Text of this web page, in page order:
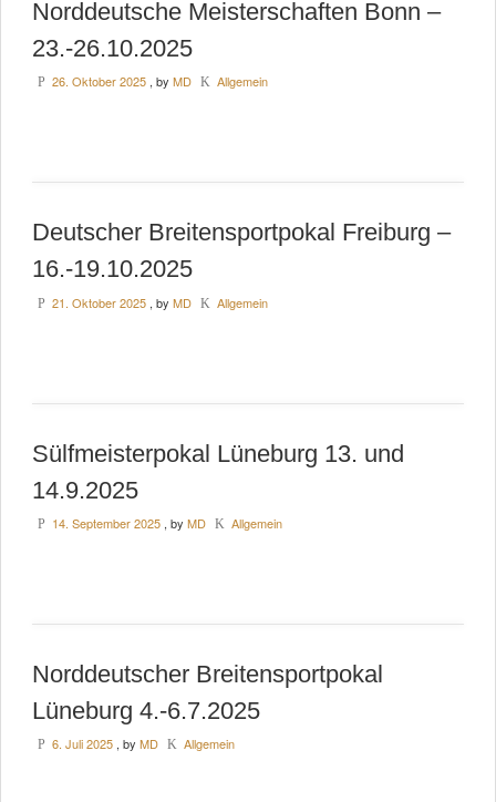
Norddeutsche Meisterschaften Bonn –
23.-26.10.2025
P 26. Oktober 2025 , by MD K Allgemein
Deutscher Breitensportpokal Freiburg –
16.-19.10.2025
P 21. Oktober 2025 , by MD K Allgemein
Sülfmeisterpokal Lüneburg 13. und
14.9.2025
P 14. September 2025 , by MD K Allgemein
Norddeutscher Breitensportpokal
Lüneburg 4.-6.7.2025
P 6. Juli 2025 , by MD K Allgemein